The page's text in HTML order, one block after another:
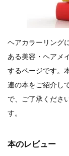
一部ヘアカラー
ヘアカラーリング
ある美容・ヘアメ
するページです。
連の本をご紹介し
で、ご了承くださ
す。
本のレビュー